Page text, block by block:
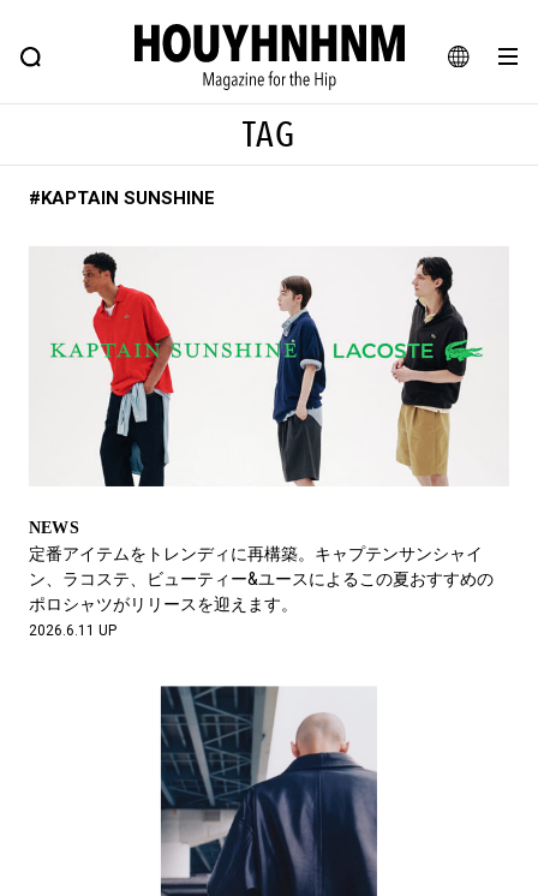
JA
FEATURE BLOG SNAP
ヒップなファッション、カルチャー、ライフスタイルWEBマガジン
#SHOPPING ADDICT
#ESSENTIAL DESIGNS #古着サミット
#NEW VINTAGE #マイナーグッド図鑑
#路地裏てぃーん。 #MONTHLY JOURNAL
#GH 銘品の所以 #フイナムのYouTube
#Commune H #FOCUS IT #AH.H
#LIFESTYLE
#SPORTS #HANDSOME HANDBOOK
TAG
#KAPTAIN SUNSHINE
NEWS
定番アイテムをトレンディに再構築。キャプテンサンシャイ
ン、ラコステ、ビューティー&ユースによるこの夏おすすめの
ポロシャツがリリースを迎えます。
2026.6.11 UP